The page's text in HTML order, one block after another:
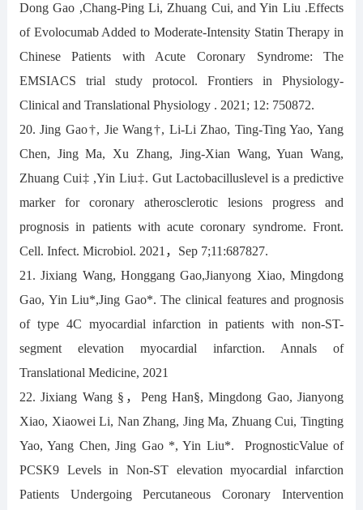
Dong Gao ,Chang-Ping Li, Zhuang Cui, and Yin Liu .Effects
of Evolocumab Added to Moderate-Intensity Statin Therapy in
Chinese Patients with Acute Coronary Syndrome: The
EMSIACS trial study protocol. Frontiers in Physiology-
Clinical and Translational Physiology . 2021; 12: 750872.
20. Jing Gao†, Jie Wang†, Li-Li Zhao, Ting-Ting Yao, Yang
Chen, Jing Ma, Xu Zhang, Jing-Xian Wang, Yuan Wang,
Zhuang Cui‡ ,Yin Liu‡. Gut Lactobacilluslevel is a predictive
marker for coronary atherosclerotic lesions progress and
prognosis in patients with acute coronary syndrome. Front.
Cell. Infect. Microbiol. 2021，Sep 7;11:687827.
21. Jixiang Wang, Honggang Gao,Jianyong Xiao, Mingdong
Gao, Yin Liu*,Jing Gao*. The clinical features and prognosis
of type 4C myocardial infarction in patients with non-ST-
segment elevation myocardial infarction. Annals of
Translational Medicine, 2021
22. Jixiang Wang §，Peng Han§, Mingdong Gao, Jianyong
Xiao, Xiaowei Li, Nan Zhang, Jing Ma, Zhuang Cui, Tingting
Yao, Yang Chen, Jing Gao *, Yin Liu*. PrognosticValue of
PCSK9 Levels in Non-ST elevation myocardial infarction
Patients Undergoing Percutaneous Coronary Intervention